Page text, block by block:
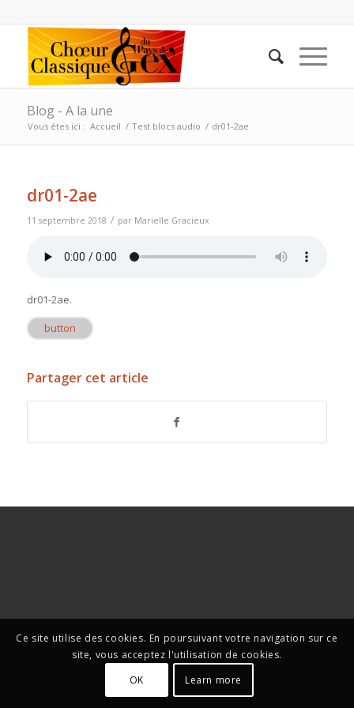
Blog - A la une
Vous êtes ici : Accueil / Test blocs audio / dr01-2ae
dr01-2ae
11 septembre 2018 / par Marielle Gracieux
dr01-2ae.
button
Partager cet article
Ce site utilise des cookies. En poursuivant votre navigation sur ce
site, vous acceptez l'utilisation de cookies.
OK
Learn more